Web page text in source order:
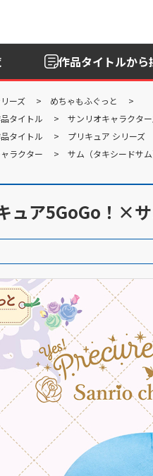
作品タイトルから
ーズ
めちゃもふぐっと
タイトル
サンリオキャラクタ
タイトル
プリキュア シリーズ
ラクター サム（タキシードサム
ュア5GoGo！×